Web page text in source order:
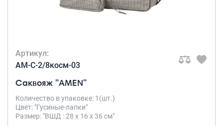
Артикул:
AM-C-2/8косм-03
Саквояж "AMEN"
Количество в упаковке: 1(шт.)
Цвет: "Гусиные-лапки"
Размер: "ВШД : 28 х 16 х 36 см"